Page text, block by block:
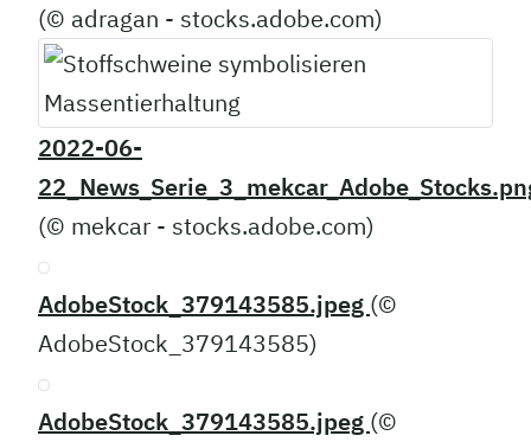
(© adragan - stocks.adobe.com)
2022-06-
(© mekcar - stocks.adobe.com)
AdobeStock_379143585.jpeg (©
AdobeStock_379143585)
AdobeStock_379143585.jpeg (©